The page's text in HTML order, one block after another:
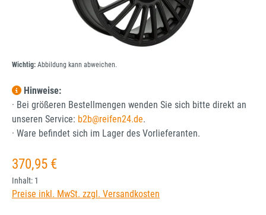
Wichtig: Abbildung kann abweichen.
Hinweise:
· Bei größeren Bestellmengen wenden Sie sich bitte direkt an
unseren Service: b2b@reifen24.de.
· Ware befindet sich im Lager des Vorlieferanten.
Regulärer Preis:
370,95 €
Inhalt: 1
Preise inkl. MwSt. zzgl. Versandkosten